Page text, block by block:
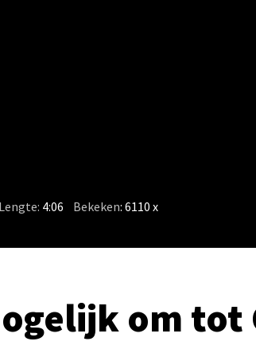
Lengte: 4:06 Bekeken: 6110 x
om tot